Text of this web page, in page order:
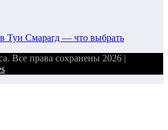
Туи Смарагд — что выбрать
Все права сохранены 2026 |